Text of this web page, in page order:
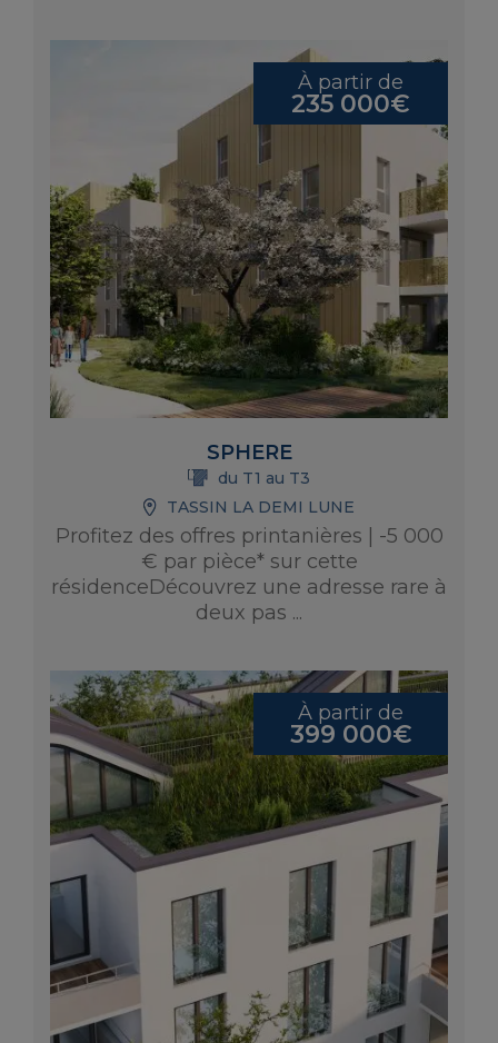
À partir de
235 000€
SPHERE
du T1 au T3
TASSIN LA DEMI LUNE
Profitez des offres printanières | -5 000
€ par pièce* sur cette
résidenceDécouvrez une adresse rare à
deux pas ...
À partir de
399 000€